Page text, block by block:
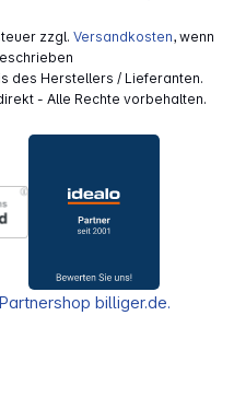
zzgl. Versandkosten, wenn
des Herstellers / Lieferanten.
- Alle Rechte vorbehalten.